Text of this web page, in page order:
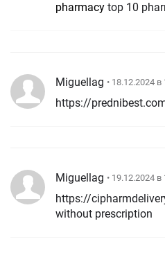
pharmacy top 10
Miguellag • 18.12.2024 в
https://
Miguellag • 19.12.2024 в
https://
without prescription